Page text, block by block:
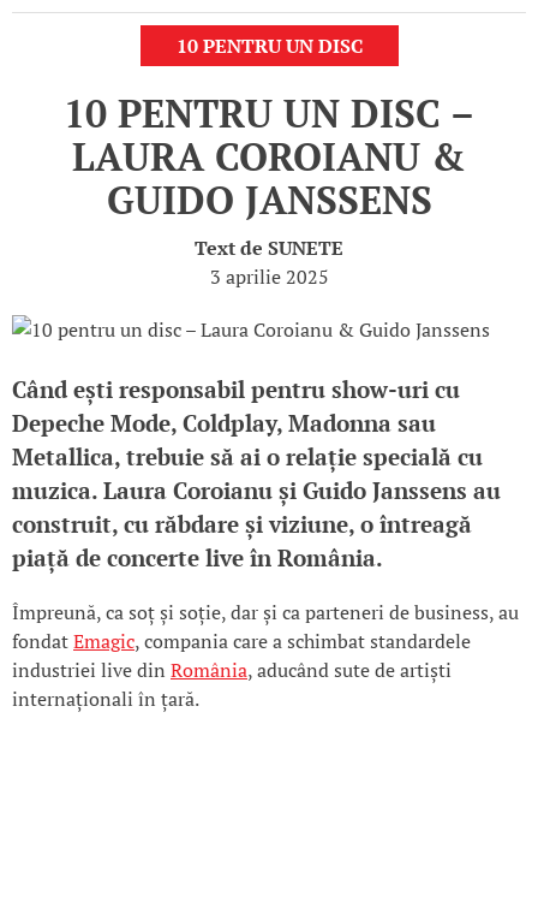
10 PENTRU UN DISC
10 PENTRU UN DISC –
LAURA COROIANU &
GUIDO JANSSENS
Text de SUNETE
3 aprilie 2025
Când ești responsabil pentru show-uri cu
Depeche Mode, Coldplay, Madonna sau
Metallica, trebuie să ai o relație specială cu
muzica. Laura Coroianu și Guido Janssens au
construit, cu răbdare și viziune, o întreagă
piață de concerte live în România.
Împreună, ca soț și soție, dar și ca parteneri de business, au
fondatEmagic, compania care a schimbat standardele
industriei live din România, aducând sute de artiști
internaționali în țară.